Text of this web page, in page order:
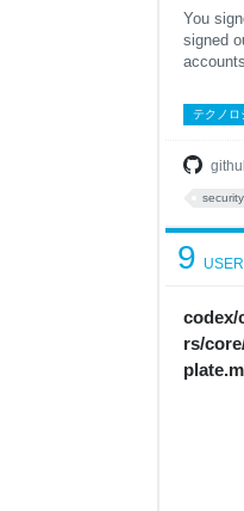
You
signed
テクノロ
security
codex/
rs/
9